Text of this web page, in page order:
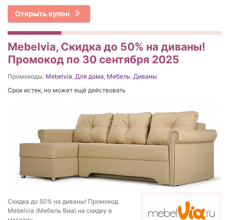
Открыть купон
Mebelvia, Скидка до 50% на диваны!
Промокод по 30 сентября 2025
Промокоды: Mebelvia Для дома Мебель Диваны
Срок истек, но может ещё действовать
Скидка до 50% на диваны! Промокод
Mebelvia (Мебель Виа) на скидку в